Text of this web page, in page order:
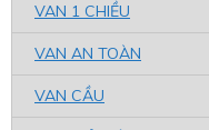
VAN 1 CHIỀU
VAN AN TOÀN
VAN CẦU